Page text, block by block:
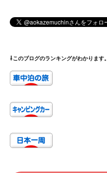
⇩このブログのランキングがわかります。